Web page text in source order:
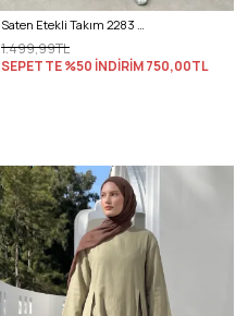
Saten Etekli Takım 2283 - LACİVERT
1.499,99TL
SEPETTE %50 İNDİRİM750,00TL